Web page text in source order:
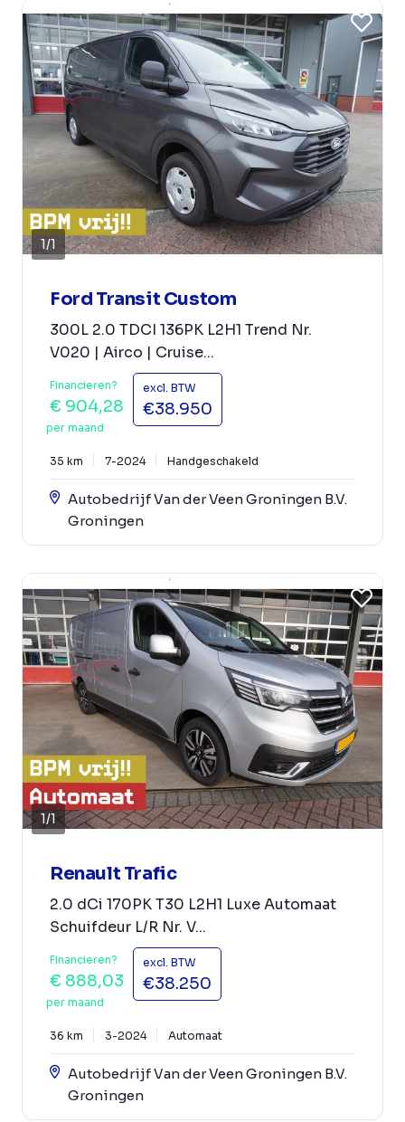
1/1
Ford Transit Custom
300L 2.0 TDCI 136PK L2H1 Trend Nr.
V020 | Airco | Cruise...
Financieren?
€ 904,28
per maand
excl. BTW
€38.950
35 km 7-2024 Handgeschakeld
Autobedrijf Van der Veen Groningen B.V.
Groningen
1/1
Renault Trafic
2.0 dCi 170PK T30 L2H1 Luxe Automaat
Schuifdeur L/R Nr. V...
Financieren?
€ 888,03
per maand
excl. BTW
€38.250
36 km 3-2024 Automaat
Autobedrijf Van der Veen Groningen B.V.
Groningen